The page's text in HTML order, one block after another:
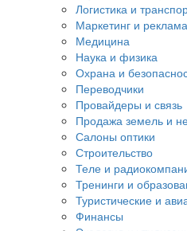
Логистика и
Маркетинг и реклама
Медицина
Наука и физика
Охрана и
Переводчики
Провайдеры и связь
Продажа земель и
Салоны оптики
Строительство
Теле и
Тренинги и
Туристические и
Финансы